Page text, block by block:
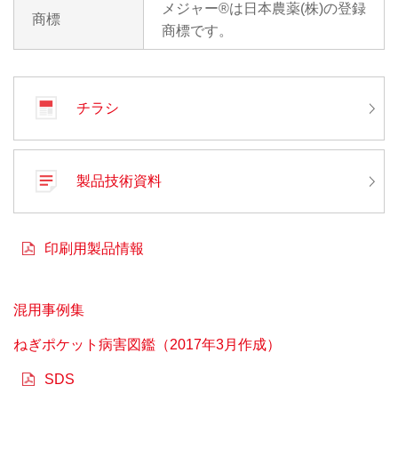
商標
メジャー®は日本農薬(株)の登録
商標です。
チラシ
製品技術資料
印刷用製品情報
混用事例集
ねぎポケット病害図鑑（2017年3月作成）
SDS